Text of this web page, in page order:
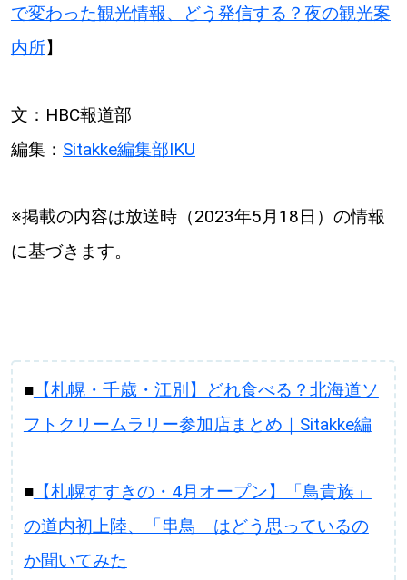
で変わった観光情報、どう発信する？夜の観光案
内所】
文：HBC報道部
編集： Sitakke編集部IKU
※掲載の内容は放送時（2023年5月18日）の情報
に基づきます。
■【札幌・千歳・江別】どれ食べる？北海道ソ
フトクリームラリー参加店まとめ｜Sitakke編
■【札幌すすきの・4月オープン】「鳥貴族」
の道内初上陸、「串鳥」はどう思っているの
か聞いてみた